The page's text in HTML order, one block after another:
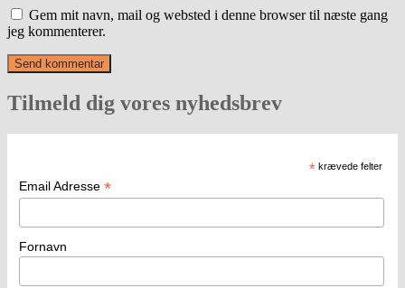
Gem mit navn, mail og websted i denne browser til næste gang
jeg kommenterer.
Tilmeld dig vores nyhedsbrev
* krævede felter
Email Adresse *
Fornavn